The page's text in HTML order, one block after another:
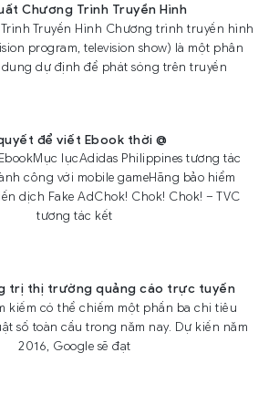
Chương Trình Truyền Hình
Truyền Hình Chương trình truyền hình
program, television show) là một phân
dự định để phát sóng trên truyền
để viết Ebook thời @
lụcAdidas Philippines tương tác
công với mobile gameHãng bảo hiểm
dịch Fake AdChok! Chok! Chok! – TVC
tương tác kết
trị thị trường quảng cáo trực tuyến
kiếm có thể chiếm một phần ba chi tiêu
số toàn cầu trong năm nay. Dự kiến năm
2016, Google sẽ đạt